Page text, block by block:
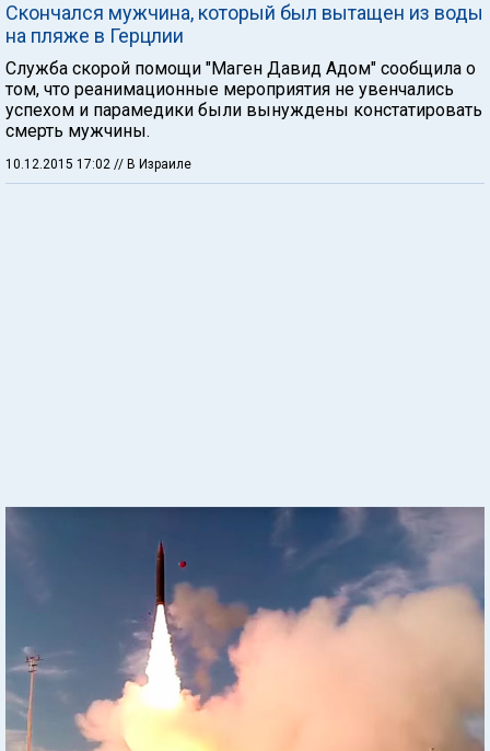
Скончался мужчина, который был вытащен из воды
на пляже в Герцлии
Служба скорой помощи "Маген Давид Адом" сообщила о
том, что реанимационные мероприятия не увенчались
успехом и парамедики были вынуждены констатировать
смерть мужчины.
10.12.2015 17:02 // В Израиле